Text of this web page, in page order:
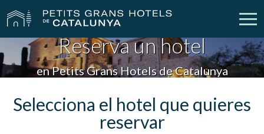
Nuestros Hoteles Escapadas
Bodas Empresas
Cheques Regalo Descubre Catalunya
Reserva un hotel
en Petits Grans Hotels de Catalunya
Selecciona el hotel que quieres
reservar